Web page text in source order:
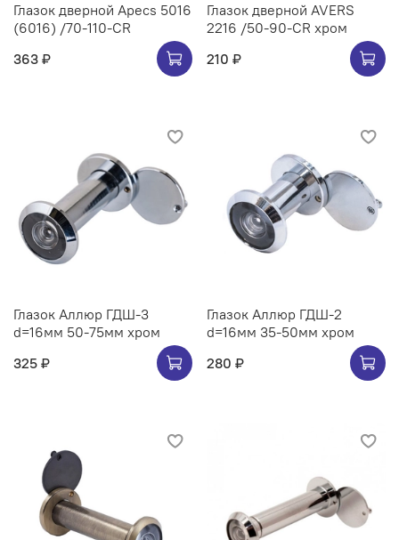
Глазок дверной Apecs 5016
(6016) /70-110-CR
363 ₽
Глазок дверной AVERS
2216 /50-90-CR хром
210 ₽
Глазок Аллюр ГДШ-3
d=16мм 50-75мм хром
325 ₽
Глазок Аллюр ГДШ-2
d=16мм 35-50мм хром
280 ₽